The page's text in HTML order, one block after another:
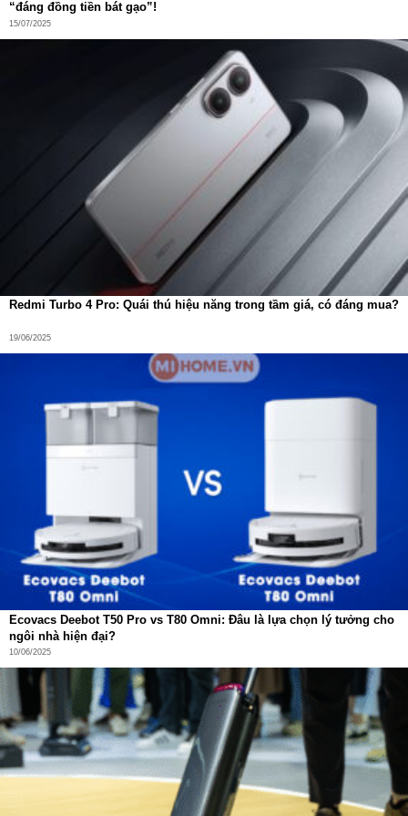
“đáng đồng tiền bát gạo”!
15/07/2025
Redmi Turbo 4 Pro: Quái thú hiệu năng trong tầm giá, có đáng mua?
19/06/2025
Ecovacs Deebot T50 Pro vs T80 Omni: Đâu là lựa chọn lý tưởng cho
ngôi nhà hiện đại?
10/06/2025